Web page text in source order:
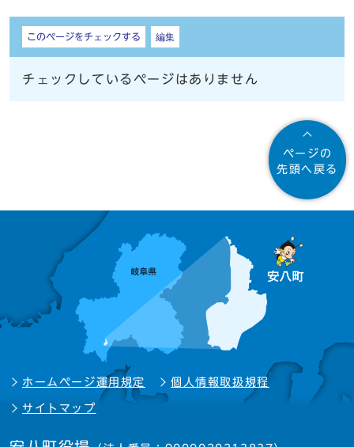
しおり
このページをチェックする 編集
チェックしているページはありません
ページの
先頭へ戻る
ホームページ運用規定 個人情報取扱規程
サイトマップ